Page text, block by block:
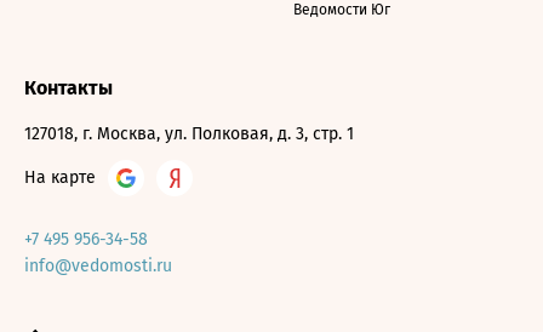
Ведомости Юг
Контакты
127018, г. Москва, ул. Полковая, д. 3, стр. 1
На карте
+7 495 956-34-58
info@vedomosti.ru